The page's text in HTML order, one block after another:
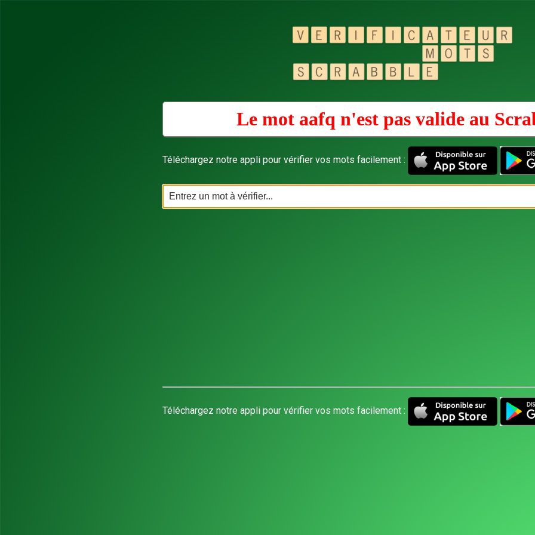
Le mot aafq n'est pas valide au
Téléchargez notre appli pour vérifier vos mots facilement :
Téléchargez notre appli pour vérifier vos mots facilement :